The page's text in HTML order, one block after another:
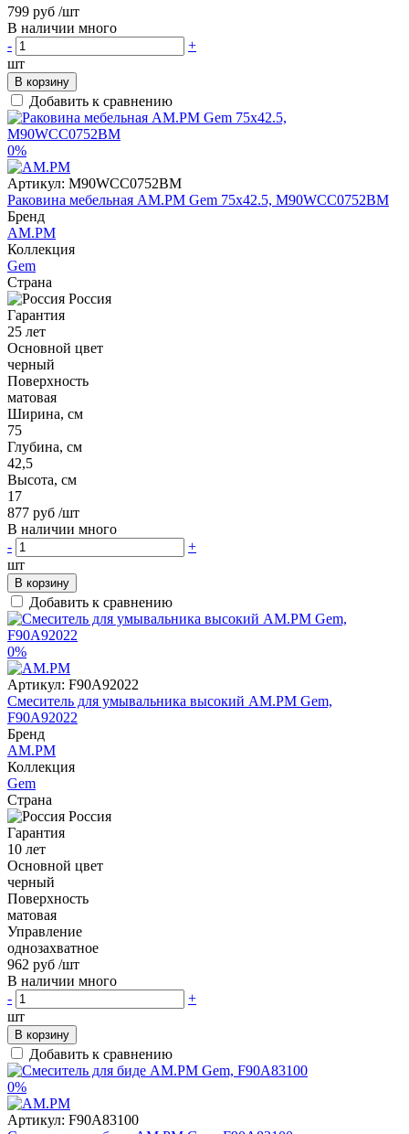
799 руб /шт
В наличии много
-
+
шт
В корзину
Добавить к сравнению
0%
Артикул: M90WCC0752BM
Раковина мебельная AM.PM Gem 75x42.5, M90WCC0752BM
Бренд
AM.PM
Коллекция
Gem
Страна
Россия
Гарантия
25 лет
Основной цвет
черный
Поверхность
матовая
Ширина, см
75
Глубина, см
42,5
Высота, см
17
877 руб /шт
В наличии много
-
+
шт
В корзину
Добавить к сравнению
0%
Артикул: F90A92022
Смеситель для умывальника высокий AM.PM Gem,
F90A92022
Бренд
AM.PM
Коллекция
Gem
Страна
Россия
Гарантия
10 лет
Основной цвет
черный
Поверхность
матовая
Управление
однозахватное
962 руб /шт
В наличии много
-
+
шт
В корзину
Добавить к сравнению
0%
Артикул: F90A83100